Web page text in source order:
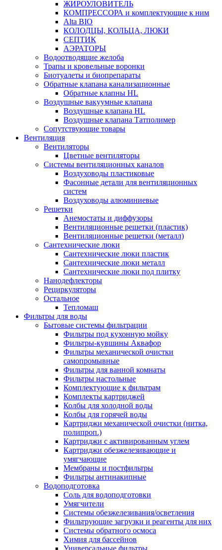
ЖИРОУЛОВИТЕЛЬ
КОМПРЕССОРА и комплектующие к ним
Alta BIO
КОЛОДЦЫ, КОЛЬЦА, ЛЮКИ
СЕПТИК
АЭРАТОРЫ
Водоотводящие желоба
Трапы и кровельные воронки
Биотуалеты и биопрепараты
Обратные клапана канализационные
Обратные клапны HL
Воздушные вакуумные клапана
Воздушные клапана HL
Воздушные клапана Татполимер
Сопутствующие товары
Вентиляция
Вентиляторы
Цветные вентиляторы
Системы вентиляционных каналов
Воздуховоды пластиковые
Фасонные детали для вентиляционных
систем
Воздуховоды алюминиевые
Решетки
Анемостаты и диффузоры
Вентиляционные решетки (пластик)
Вентиляционные решетки (металл)
Сантехнические люки
Сантехнические люки пластик
Сантехнические люки металл
Сантехнические люки под плитку
Нанодефлекторы
Рециркуляторы
Остальное
Тепломаш
Фильтры для воды
Бытовые системы фильтрации
Фильтры под кухонную мойку
Фильтры-кувшины Аквафор
Фильтры механической очистки
самопромывные
Фильтры для ванной комнаты
Фильтры настольные
Комплектующие к фильтрам
Комплекты картриджей
Колбы для холодной воды
Колбы для горячей воды
Картриджи механической очистки (нитка,
полипроп.)
Картриджи с активированным углем
Картриджи обезжелезивающие и
умягчающие
Мембраны и постфильтры
Фильтры антинакипные
Водоподготовка
Соль для водоподготовки
Умягчители
Системы обезжелезивания/осветления
Фильтрующие загрузки и реагенты для них
Системы обратного осмоса
Химия для бассейнов
Универсальные фильтры